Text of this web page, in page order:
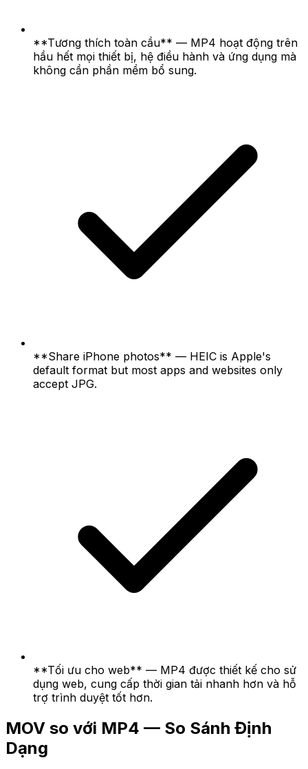
**Tương thích toàn cầu** — MP4 hoạt động trên
hầu hết mọi thiết bị, hệ điều hành và ứng dụng mà
không cần phần mềm bổ sung.
**Share iPhone photos** — HEIC is Apple's
default format but most apps and websites only
accept JPG.
**Tối ưu cho web** — MP4 được thiết kế cho sử
dụng web, cung cấp thời gian tải nhanh hơn và hỗ
trợ trình duyệt tốt hơn.
MOV so với MP4 — So Sánh Định
Dạng